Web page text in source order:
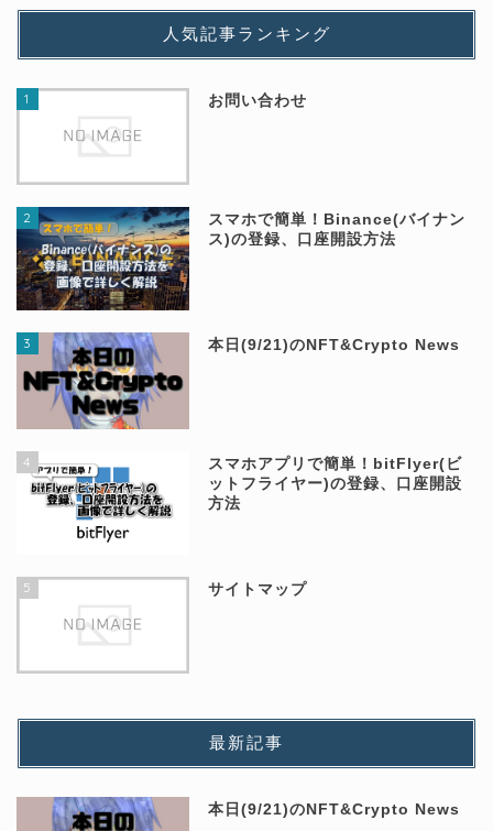
人気記事ランキング
1 お問い合わせ
2
スマホで簡単！Binance(バイナン
ス)の登録、口座開設方法
3 本日(9/21)のNFT&Crypto News
4
スマホアプリで簡単！bitFlyer(ビ
ットフライヤー)の登録、口座開設
方法
5 サイトマップ
最新記事
本日(9/21)のNFT&Crypto News